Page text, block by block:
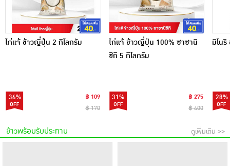
ไก่แจ้ ข้าวญี่ปุ่น 2 กิโลกรัม
36%
฿ 109
฿ 170
ไก่แจ้ ข้าวญี่ปุ่น 100% ซาซานิ
ชิกิ 5 กิโลกรัม
31%
฿ 275
฿ 400
มิโน
28%
ข้าวพร้อมรับประทาน ดูเพิ่มเติม >>